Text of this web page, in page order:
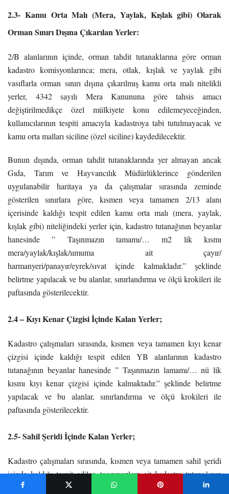
2.3- Kamu Orta Malı (Mera, Yaylak, Kışlak gibi) Olarak
Orman Sınırı Dışına Çıkarılan Yerler:
2/B alanlarının içinde, orman tahdit tutanaklarına göre orman
kadastro komisyonlarınca; mera, otlak, kışlak ve yaylak gibi
vasıflarla orman sınırı dışına çıkarılmış kamu orta malı nitelikli
yerler, 4342 sayılı Mera Kanununa göre tahsis amacı
değiştirilmedikçe özel mülkiyete konu edilemeyeceğinden,
kullanıcılarının tespiti amacıyla kadastroya tabi tutulmayacak ve
kamu orta malları siciline (özel siciline) kaydedilecektir.
Bunun dışında, orman tahdit tutanaklarında yer almayan ancak
Gıda, Tarım ve Hayvancılık Müdürlüklerince gönderilen
uygulanabilir haritaya ya da çalışmalar sırasında zeminde
gösterilen sınırlara göre, kısmen veya tamamen 2/13 alanı
içerisinde kaldığı tespit edilen kamu orta malı (mera, yaylak,
kışlak gibi) niteliğindeki yerler için, kadastro tutanağının beyanlar
hanesinde ” Taşınmazın tamamı/… m2 lik kısmı
mera/yaylak/kışlak/ıımuma ait çayır/
harmanyeri/panayır/eyrek/sıvat içinde kalmakladır.” şeklinde
belirtme yapılacak ve bu alanlar, sınırlandırma ve ölçü krokileri ile
paftasında gösterilecektir.
2.4 – Kıyı Kenar Çizgisi İçinde Kalan Yerler;
Kadastro çalışmaları sırasında, kısmen veya tamamen kıyı kenar
çizgisi içinde kaldığı tespit edilen YB alanlarının kadastro
tutanağının beyanlar hanesinde ” Taşınmazın lamamı/… nü lik
kısmı kıyı kenar çizgisi içinde kalmaktadır.” şeklinde belirtme
yapılacak ve bu alanlar, sınırlandırma ve ölçü krokileri ile
paftasında gösterilecektir.
2.5- Sahil Şeridi İçinde Kalan Yerler;
Kadastro çalışmaları sırasında, kısmen veya tamamen sahil şeridi
içinde kaldığı tespit edilen taşınmazlara ait kadastro tutanağının
beyanlar hanesinde “Taşınmazın tamamı/ … m2 lik kısmısahil